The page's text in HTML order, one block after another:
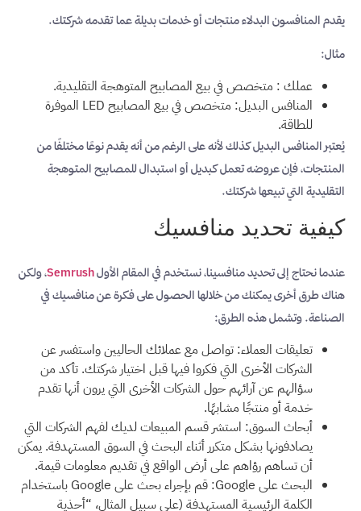
يقدم المنافسون البدلاء منتجات أو خدمات بديلة عما تقدمه شركتك.
مثال:
عملك : متخصص في بيع المصابيح المتوهجة التقليدية.
المنافس البديل: متخصص في بيع المصابيح LED الموفرة
للطاقة.
يُعتبر المنافس البديل كذلك لأنه على الرغم من أنه يقدم نوعًا مختلفًا من
المنتجات، فإن عروضه تعمل كبديل أو استبدال للمصابيح المتوهجة
التقليدية التي تبيعها شركتك.
كيفية تحديد منافسيك
عندما نحتاج إلى تحديد منافسينا، نستخدم في المقام الأولSemrush، ولكن
هناك طرق أخرى يمكنك من خلالها الحصول على فكرة عن منافسيك في
الصناعة. وتشمل هذه الطرق:
تعليقات العملاء: تواصل مع عملائك الحاليين واستفسر عن
الشركات الأخرى التي فكروا فيها قبل اختيار شركتك. تأكد من
سؤالهم عن آرائهم حول الشركات الأخرى التي يرون أنها تقدم
خدمة أو منتجًا مشابهًا.
أبحاث السوق: استشر قسم المبيعات لديك لفهم الشركات التي
يصادفونها بشكل متكرر أثناء البحث في السوق المستهدفة. يمكن
أن تساهم رؤاهم على أرض الواقع في تقديم معلومات قيمة.
البحث على Google: قم بإجراء بحث على Google باستخدام
الكلمة الرئيسية المستهدفة (على سبيل المثال، “أحذية